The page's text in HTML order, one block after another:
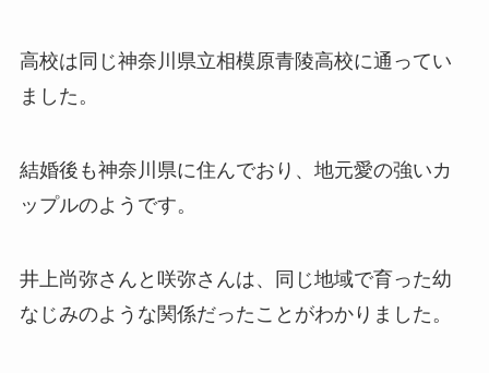
高校は同じ神奈川県立相模原青陵高校に通ってい
ました。
結婚後も神奈川県に住んでおり、地元愛の強いカ
ップルのようです。
井上尚弥さんと咲弥さんは、同じ地域で育った幼
なじみのような関係だったことがわかりました。